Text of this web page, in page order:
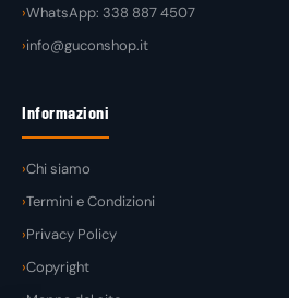
WhatsApp: 338 887 4507
info@guconshop.it
Informazioni
Chi siamo
Termini e Condizioni
Privacy Policy
Copyright